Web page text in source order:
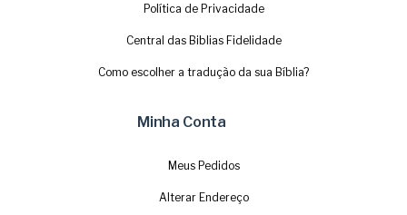
Política de Privacidade
Central das Biblias Fidelidade
Como escolher a tradução da sua Bíblia?
Minha Conta
Meus Pedidos
Alterar Endereço